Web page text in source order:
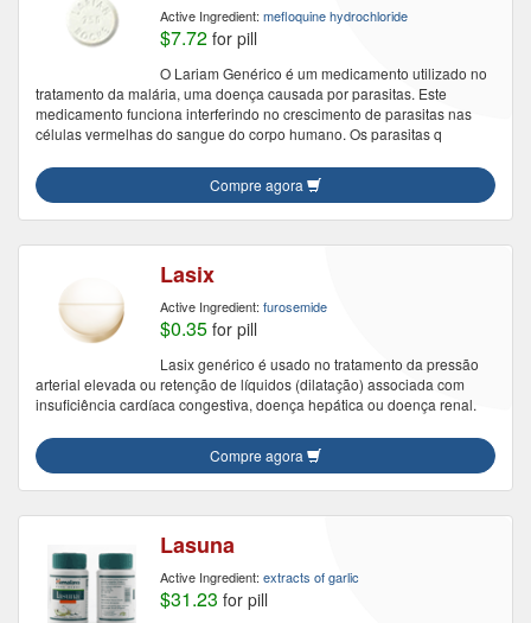
Active Ingredient: mefloquine hydrochloride
$7.72 for pill
O Lariam Genérico é um medicamento utilizado no
tratamento da malária, uma doença causada por parasitas. Este
medicamento funciona interferindo no crescimento de parasitas nas
células vermelhas do sangue do corpo humano. Os parasitas q
Compre agora
Lasix
Active Ingredient: furosemide
$0.35 for pill
Lasix genérico é usado no tratamento da pressão
arterial elevada ou retenção de líquidos (dilatação) associada com
insuficiência cardíaca congestiva, doença hepática ou doença renal.
Compre agora
Lasuna
Active Ingredient: extracts of garlic
$31.23 for pill